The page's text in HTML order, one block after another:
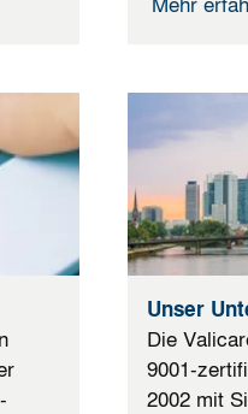
Mehr
Unser
Die
9001-
2002 mit